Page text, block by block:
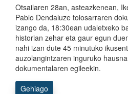
Otsailaren 28an, asteazkenean,
Pablo Dendaluze tolosarraren
izango da, 18:30ean udaletxeko
historian zehar eta gaur egun
nahi izan dute 45 minutuko
auzolangintzaren inguruko
dokumentalaren egileekin.
Gehiago